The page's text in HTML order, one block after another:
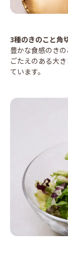
3種のきのこと角
豊かな食感のき
ごたえのある大
ています。